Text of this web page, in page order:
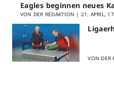
Eagles beginnen neues
VON DER REDAKTION | 21. APRIL,
VON